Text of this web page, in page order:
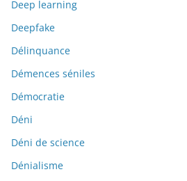
Deep learning
Deepfake
Délinquance
Démences séniles
Démocratie
Déni
Déni de science
Dénialisme